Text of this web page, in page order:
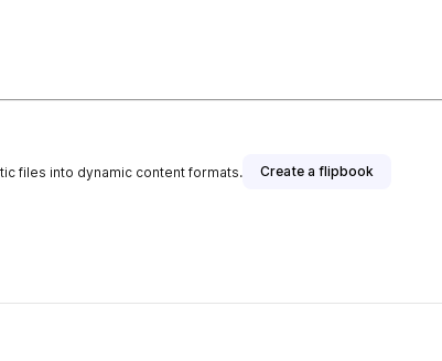
files into dynamic content formats. Create a flipbook